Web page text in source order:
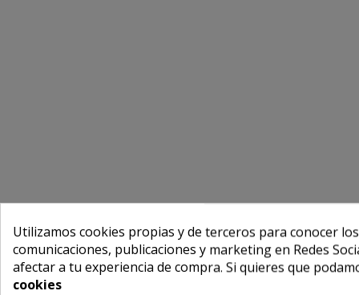
Utilizamos cookies propias y de terceros para conocer
comunicaciones, publicaciones y marketing en Redes
afectar a tu experiencia de compra. Si quieres que
cookies